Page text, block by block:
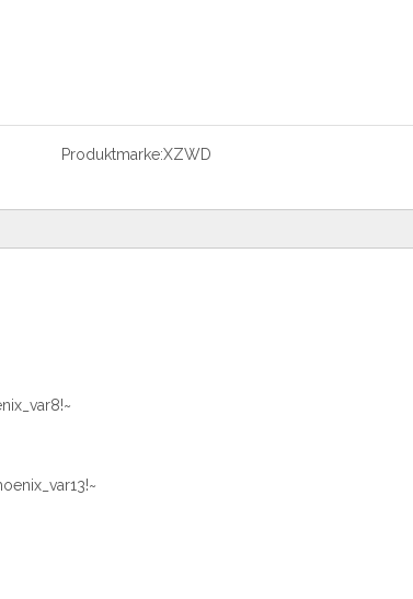
Produktmarke:XZWD